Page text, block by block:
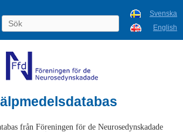
Svenska
English
från Föreningen för de Neurosedynskadade